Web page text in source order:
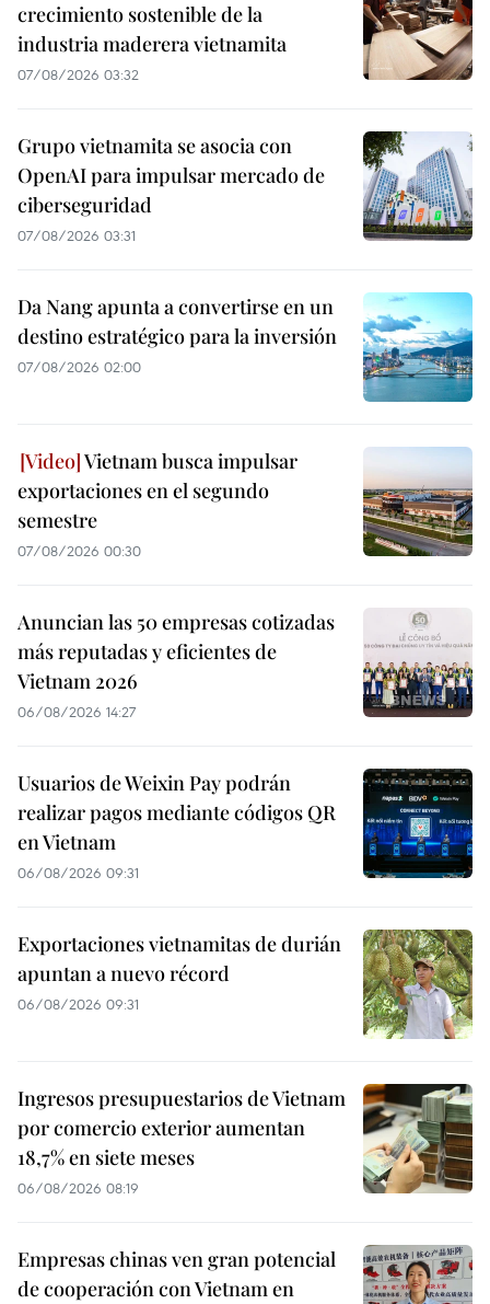
crecimiento sostenible de la
industria maderera vietnamita
07/08/2026 03:32
Grupo vietnamita se asocia con
OpenAI para impulsar mercado de
ciberseguridad
07/08/2026 03:31
Da Nang apunta a convertirse en un
destino estratégico para la inversión
07/08/2026 02:00
Vietnam busca impulsar
exportaciones en el segundo
semestre
07/08/2026 00:30
Anuncian las 50 empresas cotizadas
más reputadas y eficientes de
Vietnam 2026
06/08/2026 14:27
Usuarios de Weixin Pay podrán
realizar pagos mediante códigos QR
en Vietnam
06/08/2026 09:31
Exportaciones vietnamitas de durián
apuntan a nuevo récord
06/08/2026 09:31
Ingresos presupuestarios de Vietnam
por comercio exterior aumentan
18,7% en siete meses
06/08/2026 08:19
Empresas chinas ven gran potencial
de cooperación con Vietnam en